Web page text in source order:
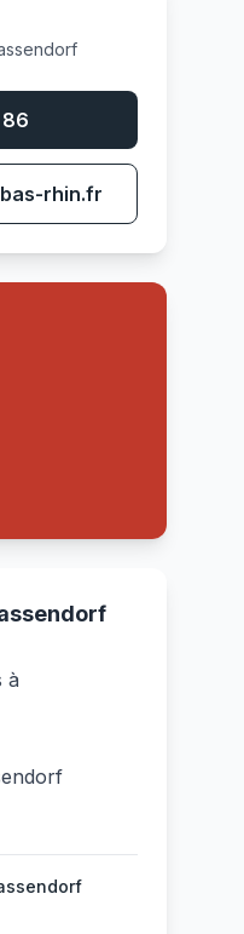
rhin.fr
à